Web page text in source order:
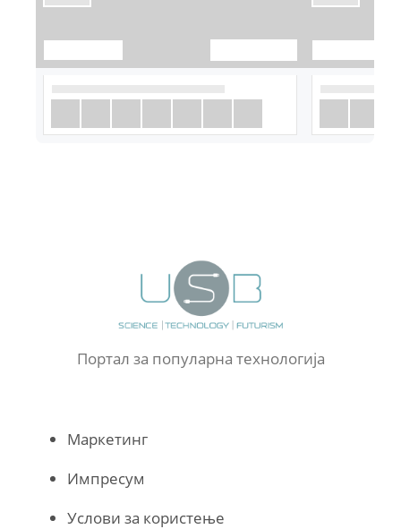
Портал за популарна технологија
Маркетинг
Импресум
Услови за користење